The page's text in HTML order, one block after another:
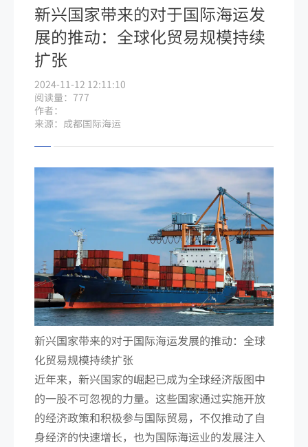
新兴国家带来的对于国际海运发
展的推动：全球化贸易规模持续
扩张
2024-11-12 12:11:10
阅读量：777
作者：
来源：成都国际海运
新兴国家带来的对于国际海运发展的推动：全球
化贸易规模持续扩张
近年来，新兴国家的崛起已成为全球经济版图中
的一股不可忽视的力量。这些国家通过实施开放
的经济政策和积极参与国际贸易，不仅推动了自
身经济的快速增长，也为国际海运业的发展注入